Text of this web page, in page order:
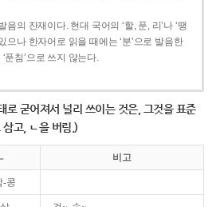
음의 잔재이다. 현대 국어의 ‘할, 푼, 리’나 ‘땡
으나 한자어로 읽을 때에는 ‘분’으로 발음한
푼침’으로 쓰지 않는다.
로 굳어져서 널리 쓰이는 것은, 그것을 표준
고, ㄴ을 버림.)
비고
-콩